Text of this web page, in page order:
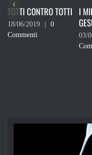
I MIRACOLI INEDITI DI
GESÙ
03/06/2019